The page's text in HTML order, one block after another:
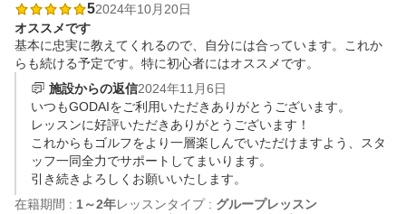
52024年10月20日
オススメです
基本に忠実に教えてくれるので、自分には合っています。これか
らも続ける予定です。特に初心者にはオススメです。
施設からの返信2024年11月6日
いつもGODAIをご利用いただきありがとうございます。
レッスンに好評いただきありがとうございます！
これからもゴルフをより一層楽しんでいただけますよう、スタ
ッフ一同全力でサポートしてまいります。
引き続きよろしくお願いいたします。
在籍期間 : 1～2年レッスンタイプ : グループレッスン